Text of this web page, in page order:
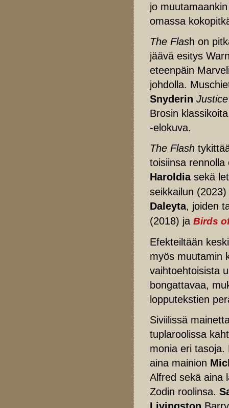
jo
omassa
The Flash on
jäävä esitys
eteenpäin
johdolla.
Snyderin
Brosin
-elokuva.
The Flash
toisiinsa
Haroldiasekä
seikkailun
Daleyta, joiden
(2018) ja Birds
Efekteiltään
myös muutamin
vaihtoehtoisista
bongattavaa,
lopputekstien
Siviilissä
tuplaroolissa
monia eri tasoja.
aina mainion
Alfred sekä aina
Zodin roolinsa.